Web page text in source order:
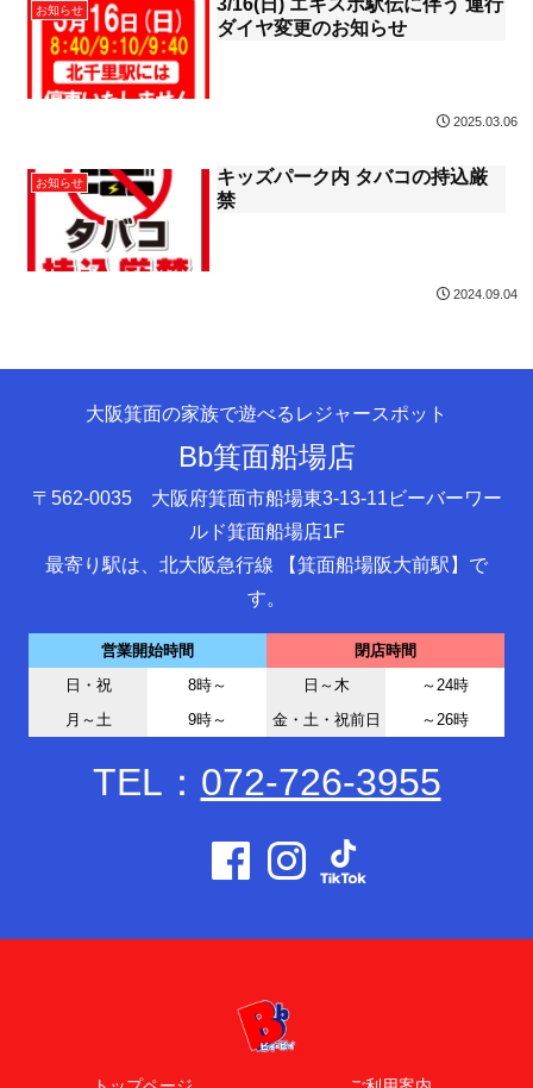
お知らせ
ダイヤ変更のお知らせ
2025.03.06
お知らせ
キッズパーク内 タバコの持込厳
禁
2024.09.04
大阪箕面の家族で遊べるレジャースポット
Bb箕面船場店
〒562-0035 大阪府箕面市船場東3-13-11ビーバーワー
ルド箕面船場店1F
最寄り駅は、北大阪急行線 【箕面船場阪大前駅】で
す。
営業開始時間
閉店時間
日・祝
8時～ 日～木
～24時
月～土
9時～ 金・土・祝前日 ～26時
TEL： 072-726-3955